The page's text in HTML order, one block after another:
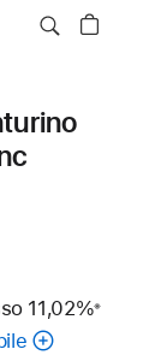
11,02%※